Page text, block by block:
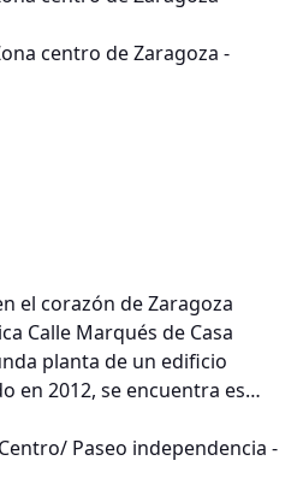
el corazón de Zaragoza
Calle Marqués de Casa
planta de un edificio
en 2012, se encuentra es…